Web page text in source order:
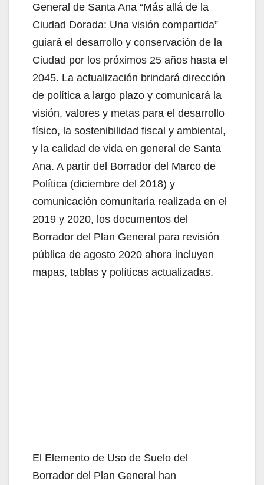
General de Santa Ana “Más allá de la
Ciudad Dorada: Una visión compartida”
guiará el desarrollo y conservación de la
Ciudad por los próximos 25 años hasta el
2045. La actualización brindará dirección
de política a largo plazo y comunicará la
visión, valores y metas para el desarrollo
físico, la sostenibilidad fiscal y ambiental,
y la calidad de vida en general de Santa
Ana. A partir del Borrador del Marco de
Política (diciembre del 2018) y
comunicación comunitaria realizada en el
2019 y 2020, los documentos del
Borrador del Plan General para revisión
pública de agosto 2020 ahora incluyen
mapas, tablas y políticas actualizadas.
El Elemento de Uso de Suelo del
Borrador del Plan General han